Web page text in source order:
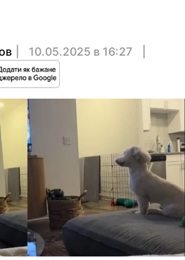
10.05.2025 в 16:27